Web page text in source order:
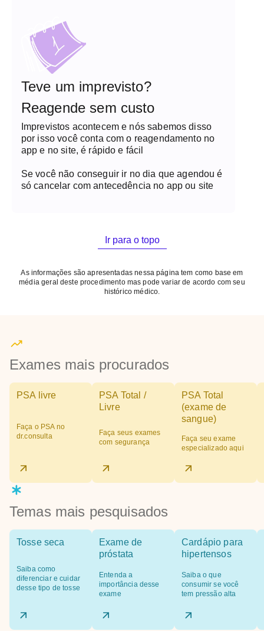
Teve um imprevisto?
Reagende sem custo
Imprevistos acontecem e nós sabemos disso
por isso você conta com o reagendamento no
app e no site, é rápido e fácil
Se você não conseguir ir no dia que agendou é
só cancelar com antecedência no app ou site
Ir para o topo
As informações são apresentadas nessa página tem como base em
média geral deste procedimento mas pode variar de acordo com seu
histórico médico.
Exames mais procurados
PSA livre
Faça o PSA no
dr.consulta
PSA Total /
Livre
Faça seus exames
com segurança
PSA Total
(exame de
sangue)
Faça seu exame
especializado aqui
Temas mais pesquisados
Tosse seca
Saiba como
diferenciar e cuidar
desse tipo de tosse
Exame de
próstata
Entenda a
importância desse
exame
Cardápio para
hipertensos
Saiba o que
consumir se você
tem pressão alta